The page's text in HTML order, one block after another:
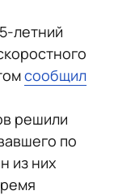
летний
сообщил
решили
по
из них